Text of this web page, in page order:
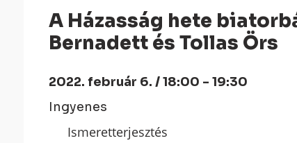
A Házasság hete biatorbágyi arcai: Tollas-Izsold
Bernadett és Tollas Örs
2022. február 6. / 18:00 - 19:30
Ingyenes
Ismeretterjesztés